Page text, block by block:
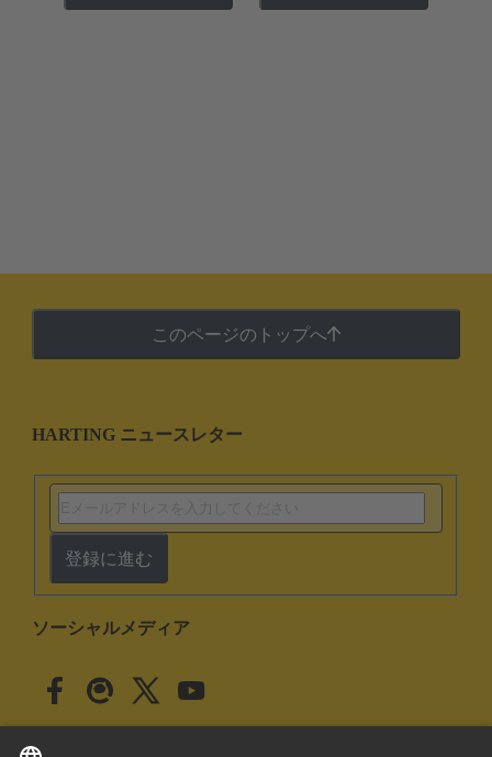
このページのトップへ
HARTING ニュースレター
登録に進む
ソーシャルメディア